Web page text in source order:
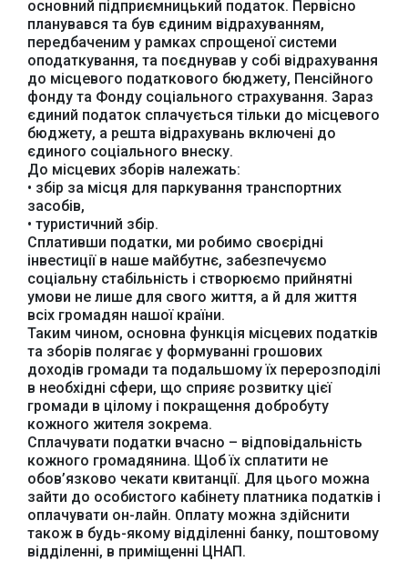
основний підприємницький податок. Первісно
планувався та був єдиним відрахуванням,
передбаченим у рамках спрощеної системи
оподаткування, та поєднував у собі відрахування
до місцевого податкового бюджету, Пенсійного
фонду та Фонду соціального страхування. Зараз
єдиний податок сплачується тільки до місцевого
бюджету, а решта відрахувань включені до
єдиного соціального внеску.
До місцевих зборів належать:
• збір за місця для паркування транспортних
засобів,
• туристичний збір.
Сплативши податки, ми робимо своєрідні
інвестиції в наше майбутнє, забезпечуємо
соціальну стабільність і створюємо прийнятні
умови не лише для свого життя, а й для життя
всіх громадян нашої країни.
Таким чином, основна функція місцевих податків
та зборів полягає у формуванні грошових
доходів громади та подальшому їх перерозподілі
в необхідні сфери, що сприяє розвитку цієї
громади в цілому і покращення добробуту
кожного жителя зокрема.
Сплачувати податки вчасно – відповідальність
кожного громадянина. Щоб їх сплатити не
обов’язково чекати квитанції. Для цього можна
зайти до особистого кабінету платника податків і
оплачувати он-лайн. Оплату можна здійснити
також в будь-якому відділенні банку, поштовому
відділенні, в приміщенні ЦНАП.
Офіційний веб-сайт
Верховної Ради
України
Офіційне інтернет-
представництво
Президента України
Урядовий портал
державна адміністрація
Офіційний веб-сайт
Бориспільської РДА
Офіційний веб-сайт
Бориспільської
районної ради